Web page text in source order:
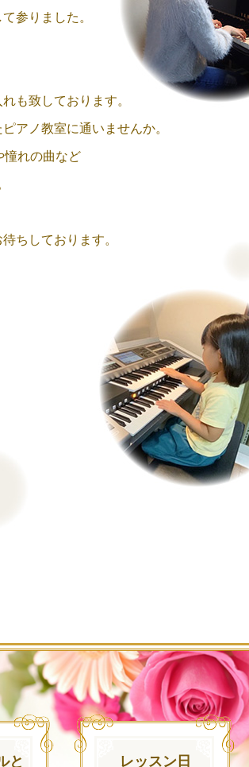
参りました。
も致しております。
アノ教室に通いませんか。
憧れの曲など
待ちしております。
と レッスン日